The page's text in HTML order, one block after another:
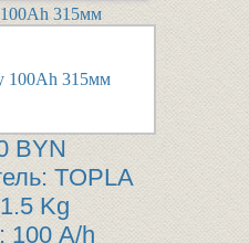
315мм
BYN
TOPLA
Kg
100 A/h